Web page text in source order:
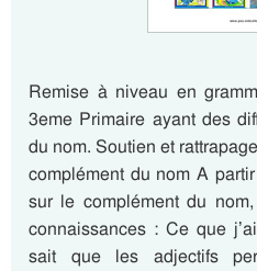
Remise à niveau en
3eme Primaire ayant des
du nom. Soutien et
complément du nom A
sur le complément du
connaissances : Ce que
sait que les adjectifs